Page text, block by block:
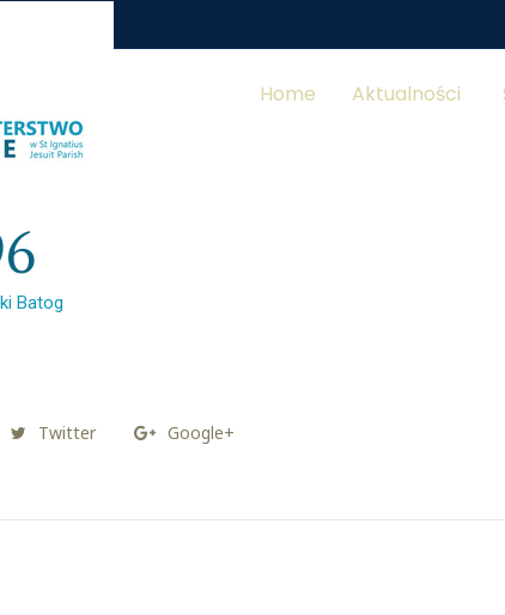
Home Aktualności
Batog
Twitter Google+